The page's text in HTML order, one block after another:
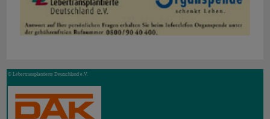
© Lebertransplantierte Deutschland e.V.